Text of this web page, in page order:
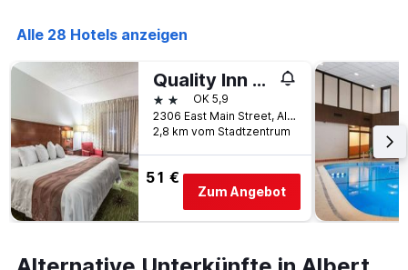
der
Tage
vor
dem
Aufenthalt
anzeigt
Das
Diagramm
hat
1
Y-
den
Alle 28 Hotels anzeigen
Quality Inn & Suites Albert Lea
2 SterneOK 5,9
2306 East Main Street, Albert Lea, MN, USA
2,8 km vom Stadtzentrum
51 €
Zum Angebot